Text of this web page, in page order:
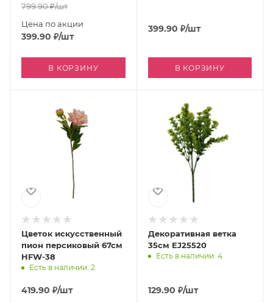
799.90₽/шт
Цена по акции
399.90 ₽/шт
В КОРЗИНУ
399.90 ₽/шт
В КОРЗИНУ
Цветок искусственный
пион персиковый 67см
HFW-38
Есть в наличии: 2
419.90 ₽/шт
Декоративная ветка
35см EJ25520
Есть в наличии: 4
129.90 ₽/шт